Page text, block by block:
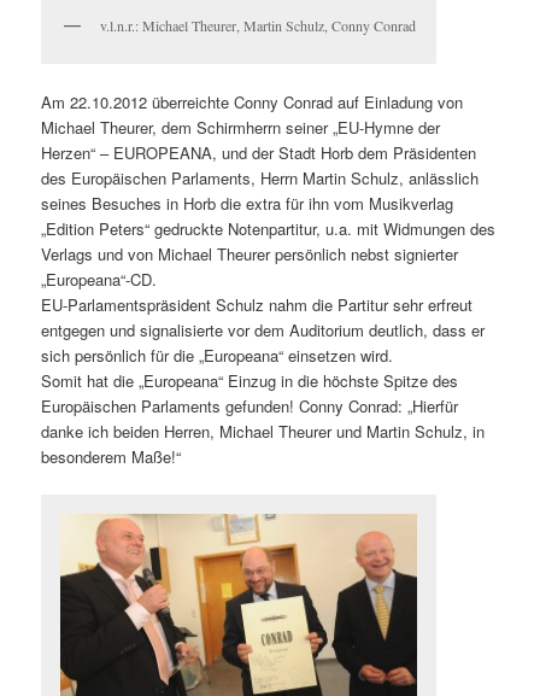
v.l.n.r.: Michael Theurer, Martin Schulz, Conny Conrad
Am 22.10.2012 überreichte Conny Conrad auf Einladung von
Michael Theurer, dem Schirmherrn seiner „EU-Hymne der
Herzen“ – EUROPEANA, und der Stadt Horb dem Präsidenten
des Europäischen Parlaments, Herrn Martin Schulz, anlässlich
seines Besuches in Horb die extra für ihn vom Musikverlag
„Edition Peters“ gedruckte Notenpartitur, u.a. mit Widmungen des
Verlags und von Michael Theurer persönlich nebst signierter
„Europeana“-CD.
EU-Parlamentspräsident Schulz nahm die Partitur sehr erfreut
entgegen und signalisierte vor dem Auditorium deutlich, dass er
sich persönlich für die „Europeana“ einsetzen wird.
Somit hat die „Europeana“ Einzug in die höchste Spitze des
Europäischen Parlaments gefunden! Conny Conrad: „Hierfür
danke ich beiden Herren, Michael Theurer und Martin Schulz, in
besonderem Maße!“